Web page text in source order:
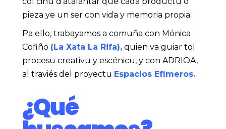
pieza ye un ser con vida y memoria propia.
Pa ello, trabayamos a comuña con Mónica
Cofiño (La Xata La Rifa), quien va guiar tol
procesu creativu y escénicu, y con ADRIOA,
al traviés del proyectu Espacios Efímeros.
¿Qué